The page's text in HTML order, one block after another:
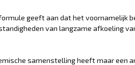
geeft aan dat het voornamelijk
van langzame afkoeling
samenstelling heeft maar een